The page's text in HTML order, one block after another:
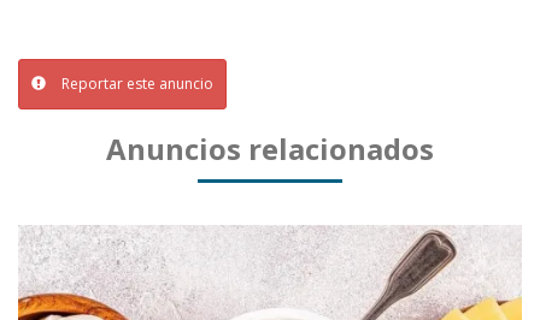
Reportar este anuncio
Anuncios relacionados